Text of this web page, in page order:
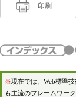
印刷
※現在では、Web標準
も主流のフレームワー